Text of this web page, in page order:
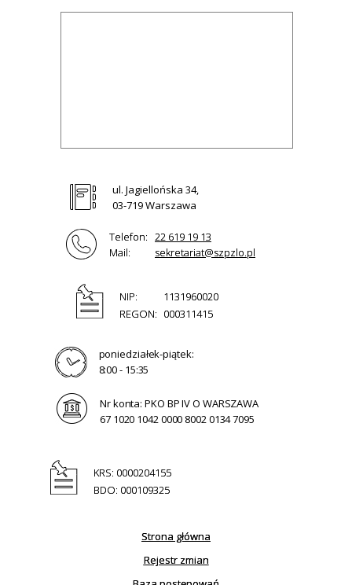
ul. Jagiellońska 34,
03-719 Warszawa
Telefon:
22 619 19 13
Mail:
sekretariat@szpzlo.pl
NIP:
1131960020
REGON: 000311415
poniedziałek-piątek:
8:00 - 15:35
Nr konta: PKO BP IV O WARSZAWA
67 1020 1042 0000 8002 0134 7095
KRS: 0000204155
BDO: 000109325
Strona główna
Rejestr zmian